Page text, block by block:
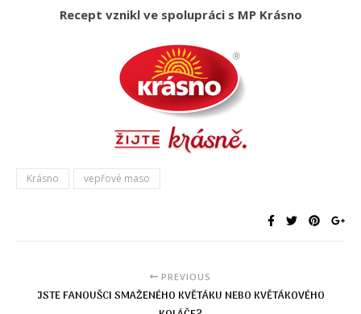
Recept vznikl ve spolupráci s MP Krásno
Krásno vepřové maso
PREVIOUS
JSTE FANOUŠCI SMAŽENÉHO KVĚTÁKU NEBO KVĚTÁKOVÉHO